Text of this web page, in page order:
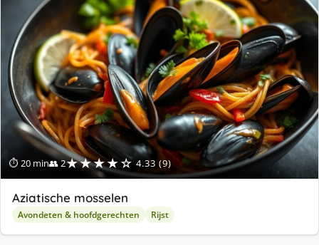
⏱ 20 min👥 2★★★★☆ 4.33 (9)
Aziatische mosselen
Avondeten & hoofdgerechten Rijst